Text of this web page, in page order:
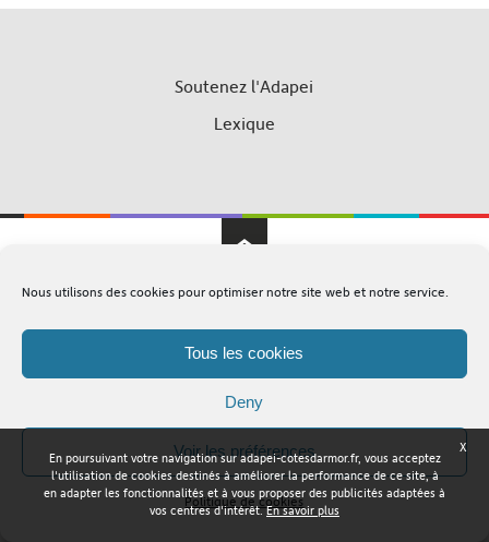
Nous utilisons des cookies pour optimiser notre site web et notre service.
Tous les cookies
Deny
Voir les préférences
Politique de cookies
Soutenez l'Adapei
Lexique
Adapei Nouelles Côtes d'Armor © Tous droits réservés
Mentions légales Plan du site
X
En poursuivant votre navigation sur adapei-cotesdarmor.fr, vous acceptez
l'utilisation de cookies destinés à améliorer la performance de ce site, à
en adapter les fonctionnalités et à vous proposer des publicités adaptées à
vos centres d'intérêt.En savoir plus